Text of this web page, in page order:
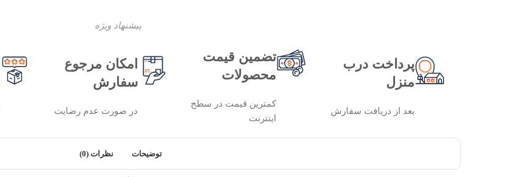
پیشنهاد ویژه
پرداخت درب
منزل
بعد از دریافت سفارش
تضمین قیمت
محصولات
کمترین قیمت در سطح
اینترنت
امکان مرجوع
سفارش
در صورت عدم رضایت
توضیحات نظرات (0)